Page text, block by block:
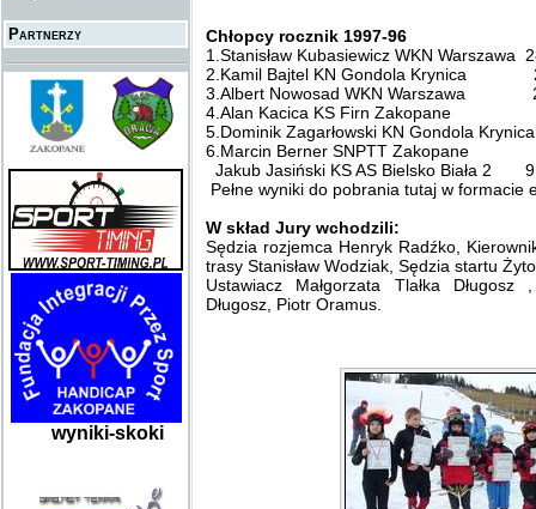
Partnerzy
wyniki-skoki
Chłopcy rocznik 1997-96
1.Stanisław Kubasiewicz WKN Warszawa
2.Kamil Bajtel KN Gondola Krynica
3.Albert Nowosad WKN Warszawa
4.Alan Kacica KS Firn Zakopane
5.Dominik Zagarłowski KN Gondola
6.Marcin Berner SNPTT Zakopane
Jakub Jasiński KS AS Bielsko Biała 2
Pełne wyniki do pobrania tutaj w formacie
W skład Jury wchodzili:
Sędzia rozjemca Henryk Radźko,
trasy Stanisław Wodziak, Sędzia startu
Ustawiacz Małgorzata Tlałka
Długosz, Piotr Oramus.